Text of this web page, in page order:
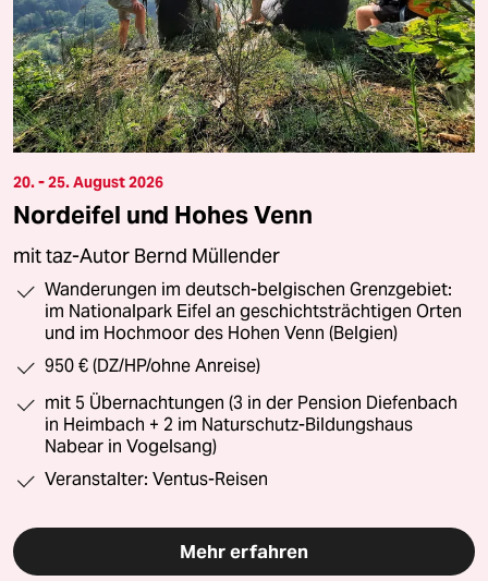
20. - 25. August 2026
Nordeifel und Hohes Venn
mit taz-Autor Bernd Müllender
Wanderungen im deutsch-belgischen Grenzgebiet:
im Nationalpark Eifel an geschichtsträchtigen Orten
und im Hochmoor des Hohen Venn (Belgien)
950 € (DZ/HP/ohne Anreise)
mit 5 Übernachtungen (3 in der Pension Diefenbach
in Heimbach + 2 im Naturschutz-Bildungshaus
Nabear in Vogelsang)
Veranstalter: Ventus-Reisen
Mehr erfahren